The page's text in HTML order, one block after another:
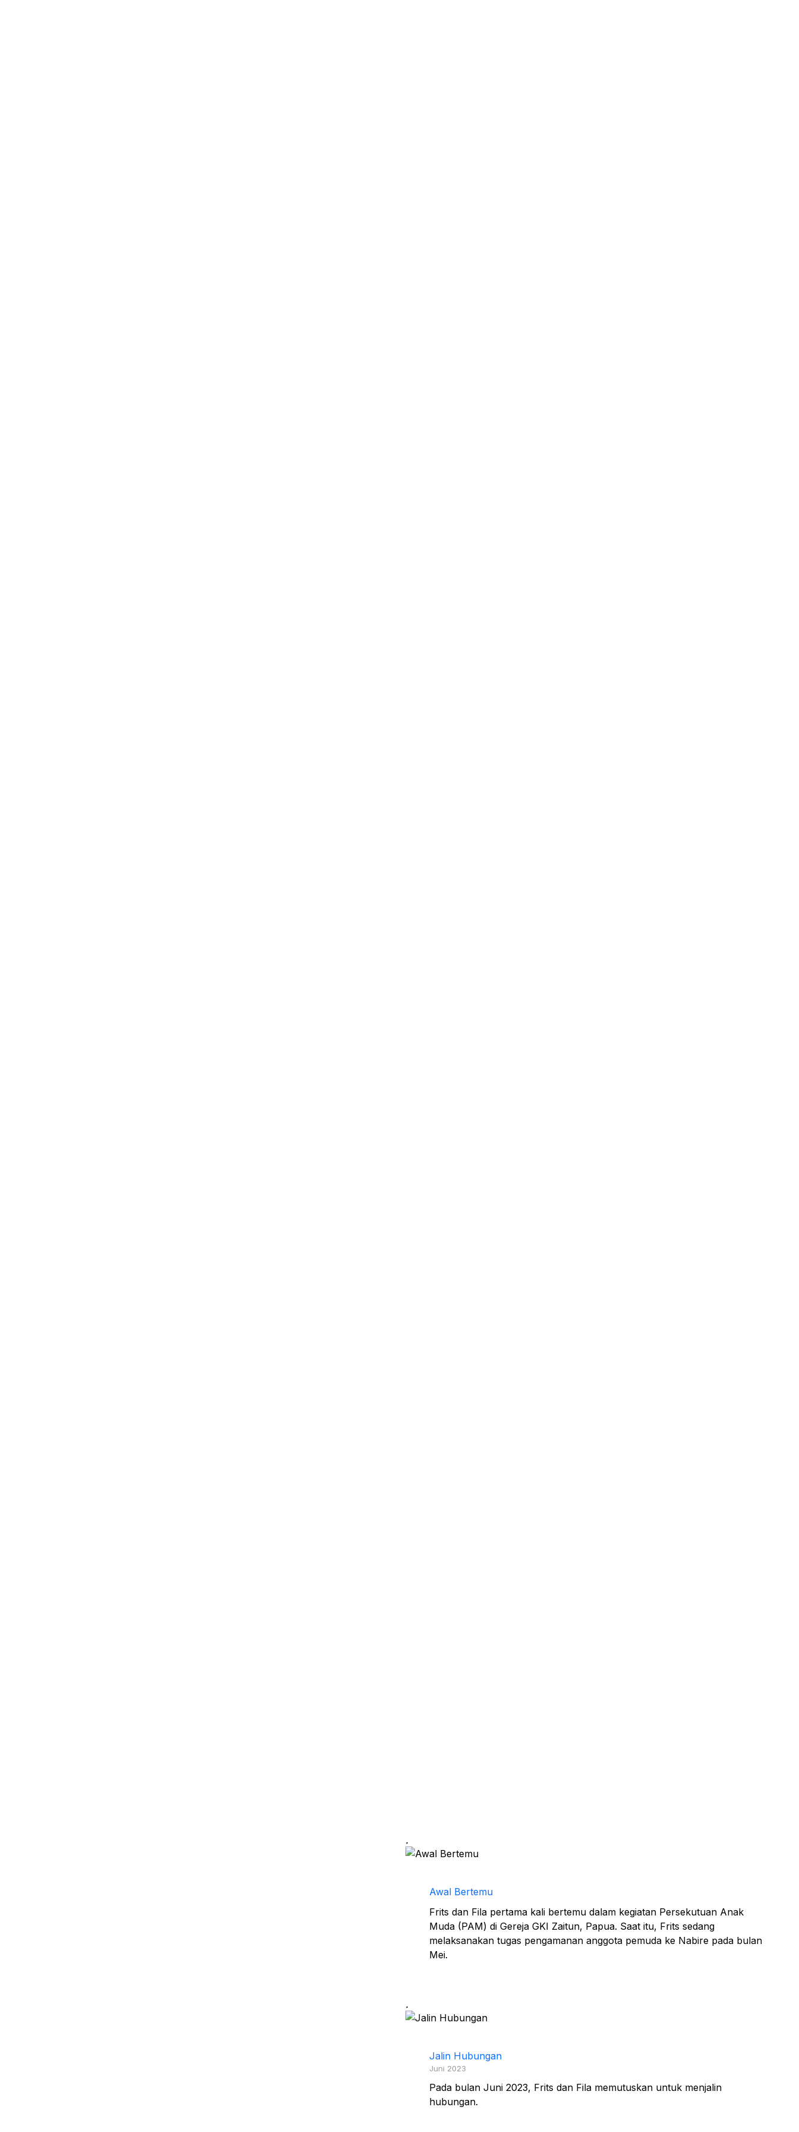
Awal Bertemu
Frits dan Fila pertama kali bertemu dalam kegiatan Persekutuan Anak
Muda (PAM) di Gereja GKI Zaitun, Papua. Saat itu, Frits sedang
melaksanakan tugas pengamanan anggota pemuda ke Nabire pada bulan
Mei.
Jalin Hubungan
Juni 2023
Pada bulan Juni 2023, Frits dan Fila memutuskan untuk menjalin
hubungan.